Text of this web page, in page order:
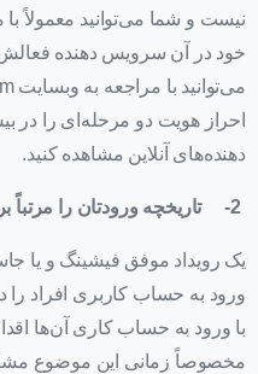
نیست و شما می‌توانید معمولاً با
خود در آن سرویس دهنده فعالش
دهنده‌های آنلاین مشاهده کنید.
2- تاریخچه ورودتان را مرتباً
یک رویداد موفق فیشینگ و یا
ورود به حساب کاربری افراد را
با ورود به حساب کاری آن‌ها
مخصوصاً زمانی این موضوع